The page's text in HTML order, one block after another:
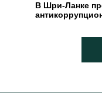
В Шри-Ланке